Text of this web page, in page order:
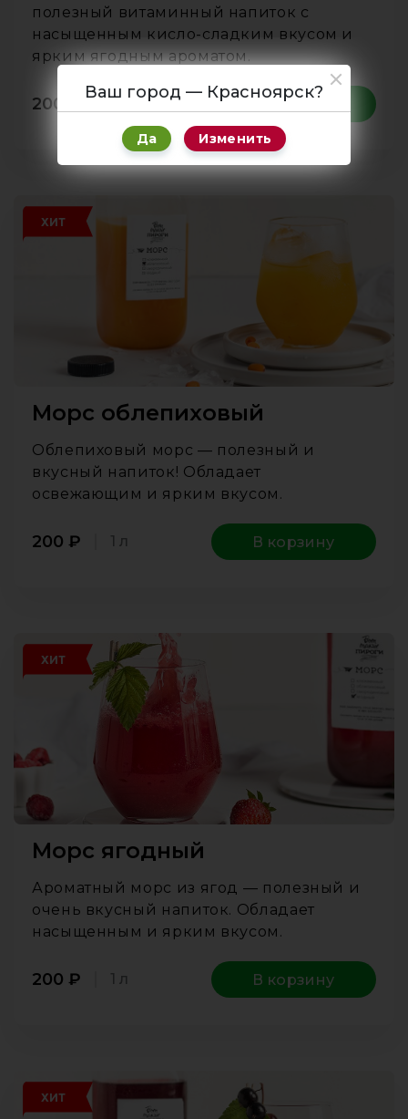
полезный витаминный напиток с
насыщенным кисло-сладким вкусом и
ярким ягодным ароматом.
200 1 л В корзину
ХИТ
Морс облепиховый
Облепиховый морс — полезный и
вкусный напиток! Обладает
освежающим и ярким вкусом.
200 ₽ 1 л В корзину
ХИТ
Морс ягодный
Ароматный морс из ягод — полезный и
очень вкусный напиток. Обладает
насыщенным и ярким вкусом.
200 ₽ 1 л В корзину
ХИТ
Ваш город — Красноярск?
Да Изменить